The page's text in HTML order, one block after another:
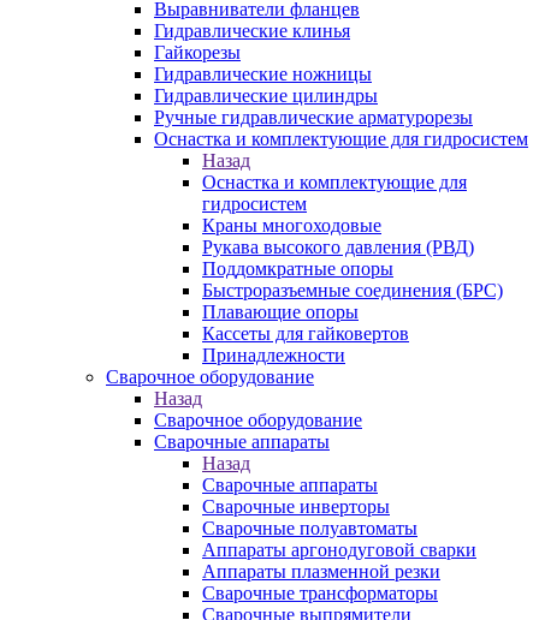
Выравниватели фланцев
Гидравлические клинья
Гайкорезы
Гидравлические ножницы
Гидравлические цилиндры
Ручные гидравлические арматурорезы
Оснастка и комплектующие для гидросистем
Назад
Оснастка и комплектующие для
гидросистем
Краны многоходовые
Рукава высокого давления (РВД)
Поддомкратные опоры
Быстроразъемные соединения (БРС)
Плавающие опоры
Кассеты для гайковертов
Принадлежности
Сварочное оборудование
Назад
Сварочное оборудование
Сварочные аппараты
Назад
Сварочные аппараты
Сварочные инверторы
Сварочные полуавтоматы
Аппараты аргонодуговой сварки
Аппараты плазменной резки
Сварочные трансформаторы
Сварочные выпрямители